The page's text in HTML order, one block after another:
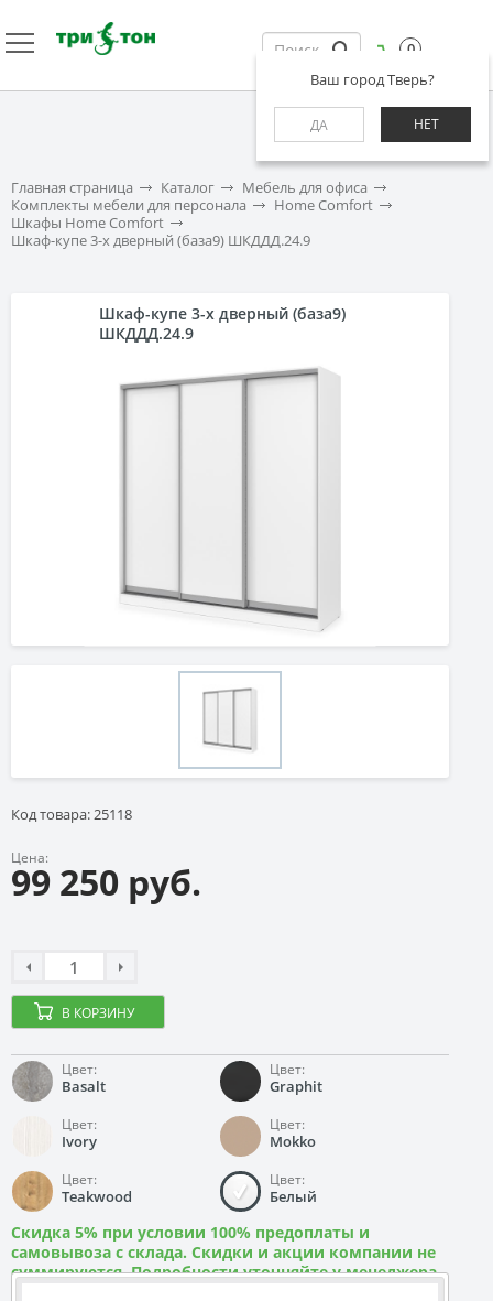
Ваш город Тверь?
ДА НЕТ
0
Главная страница Каталог
Мебель для офиса
Комплекты мебели для персонала
Home Comfort
Шкафы Home Comfort
Шкаф-купе 3-х дверный (база9) ШКДДД.24.9
Шкаф-купе 3-х дверный (база9)
ШКДДД.24.9
Код товара: 25118
Цена:
99 250 руб.
В КОРЗИНУ
Цвет:
Basalt
Цвет:
Graphit
Цвет:
Ivory
Цвет:
Mokko
Цвет:
Teakwood
Цвет:
Белый
Скидка 5% при условии 100% предоплаты и
самовывоза с склада. Скидки и акции компании не
суммируются. Подробности уточняйте у менеджера